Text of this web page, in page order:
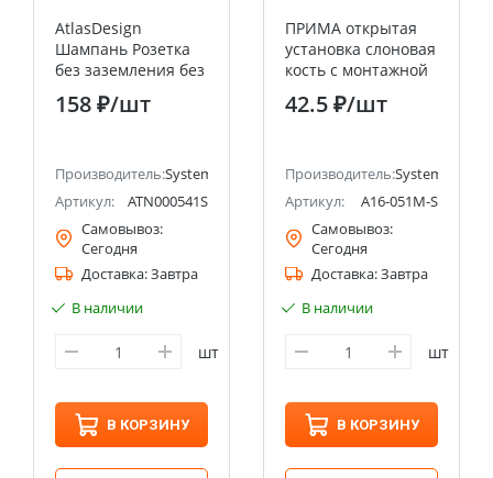
(ранее Schneider Electric)
AtlasDesign
Шампань Розетка
без заземления без
шторок, 16А, мех.,
быстрозажим.
158 ₽/шт
Производитель:Systeme Electric (ранее Schneider Electric)
Артикул:
ATN000541S
Самовывоз:
Сегодня
Доставка:Завтра
В наличии
шт
В КОРЗИНУ
ПРИМА открытая
установка слоновая
кость с монтажной
пластиной
Выключатель 1
Systeme Electric
(Schneider Electric)
42.5 ₽/шт
Производитель:Systeme
Артикул:
A16-051M-S
Самовывоз:
Сегодня
Доставка:Завтра
В наличии
шт
В КОРЗИНУ